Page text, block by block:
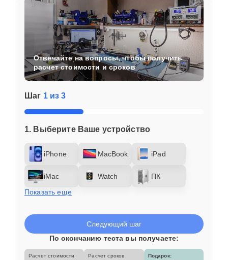
Шаг 1 из 3
1. Выберите Ваше устройство
iPhone MacBook iPad
iMac Watch
ПК
Показать еще
Отвечайте на вопросы, чтобы получить
расчет стоимости и сроков
Следующий шаг
По окончанию теста вы получаете:
Расчет стоимости
Расчет сроков
Подарок: